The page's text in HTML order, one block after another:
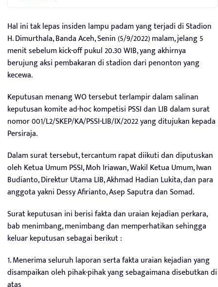
Hal ini tak lepas insiden lampu padam yang terjadi di Stadion
H. Dimurthala, Banda Aceh, Senin (5/9/2022) malam, jelang 5
menit sebelum kick-off pukul 20.30 WIB, yang akhirnya
berujung aksi pembakaran di stadion dari penonton yang
kecewa.
Keputusan menang WO tersebut terlampir dalam salinan
keputusan komite ad-hoc kompetisi PSSI dan LIB dalam surat
nomor 001/L2/SKEP/KA/PSSI-LIB/IX/2022 yang ditujukan kepada
Persiraja.
Dalam surat tersebut, tercantum rapat diikuti dan diputuskan
oleh Ketua Umum PSSI, Moh Iriawan, Wakil Ketua Umum, Iwan
Budianto, Direktur Utama LIB, Akhmad Hadian Lukita, dan para
anggota yakni Dessy Afirianto, Asep Saputra dan Somad.
Surat keputusan ini berisi fakta dan uraian kejadian perkara,
bab menimbang, menimbang dan memperhatikan sehingga
keluar keputusan sebagai berikut :
1. Menerima seluruh laporan serta fakta uraian kejadian yang
disampaikan oleh pihak-pihak yang sebagaimana disebutkan di